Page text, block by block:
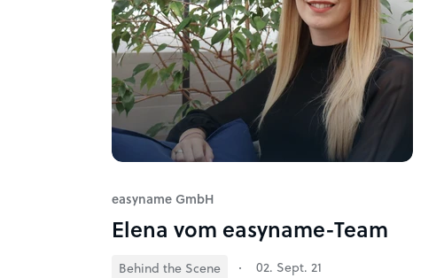
easyname GmbH
Elena vom easyname-Team
Behind the Scene 02. Sept. 21